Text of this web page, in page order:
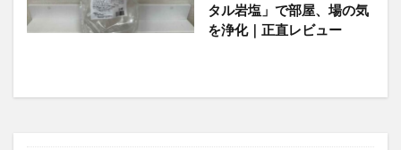
タル岩塩」で部屋、場の気
を浄化｜正直レビュー